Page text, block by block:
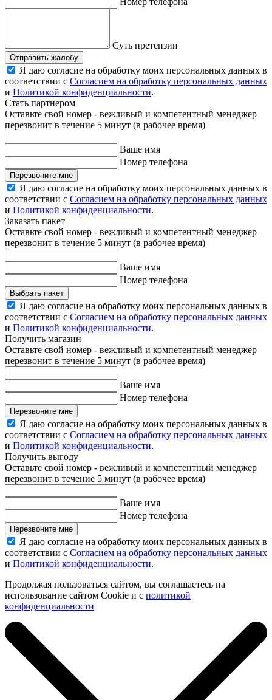
Суть претензии
Отправить жалобу
Я даю согласие на обработку моих персональных данных в
соответствии с Согласием на обработку персональных данных
и Политикой конфиденциальности.
Стать партнером
Оставьте свой номер - вежливый и компетентный менеджер
перезвонит в течение 5 минут (в рабочее время)
Ваше имя
Номер телефона
Перезвоните мне
Я даю согласие на обработку моих персональных данных в
соответствии с Согласием на обработку персональных данных
и Политикой конфиденциальности.
Заказать пакет
Оставьте свой номер - вежливый и компетентный менеджер
перезвонит в течение 5 минут (в рабочее время)
Ваше имя
Номер телефона
Выбрать пакет
Я даю согласие на обработку моих персональных данных в
соответствии с Согласием на обработку персональных данных
и Политикой конфиденциальности.
Получить магазин
Оставьте свой номер - вежливый и компетентный менеджер
перезвонит в течение 5 минут (в рабочее время)
Ваше имя
Номер телефона
Перезвоните мне
Я даю согласие на обработку моих персональных данных в
соответствии с Согласием на обработку персональных данных
и Политикой конфиденциальности.
Получить выгоду
Оставьте свой номер - вежливый и компетентный менеджер
перезвонит в течение 5 минут (в рабочее время)
Ваше имя
Номер телефона
Перезвоните мне
Я даю согласие на обработку моих персональных данных в
соответствии с Согласием на обработку персональных данных
и Политикой конфиденциальности.
Продолжая пользоваться сайтом, вы соглашаетесь на
использование сайтом Cookie и с политикой
конфиденциальности